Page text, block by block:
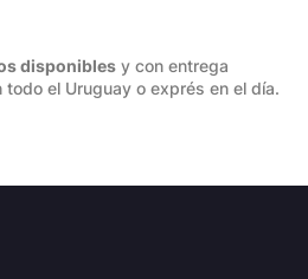
disponibles y con entrega
el Uruguay o exprés en el día.